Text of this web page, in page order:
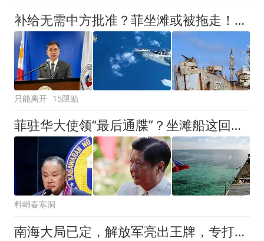
补给无需中方批准？菲坐滩或被拖走！中方出王炸，专打菲军巡逻机
只能离开 15跟贴
菲驻华大使领“最后通牒”？坐滩船这回非走不可，中方动真格了！
料峭春寒洞
南海大局已定，解放军亮出王牌，专打敌军航母，强制拖船迫在眉睫